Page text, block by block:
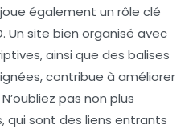
également un rôle clé
Un site bien organisé avec
, ainsi que des balises
contribue à améliorer
N’oubliez pas non plus
, qui sont des liens entrants